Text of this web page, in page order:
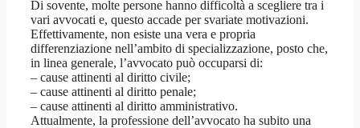
Di sovente, molte persone hanno difficoltà a scegliere tra i
vari avvocati e, questo accade per svariate motivazioni.
Effettivamente, non esiste una vera e propria
differenziazione nell’ambito di specializzazione, posto che,
in linea generale, l’avvocato può occuparsi di:
– cause attinenti al diritto civile;
– cause attinenti al diritto penale;
– cause attinenti al diritto amministrativo.
Attualmente, la professione dell’avvocato ha subito una